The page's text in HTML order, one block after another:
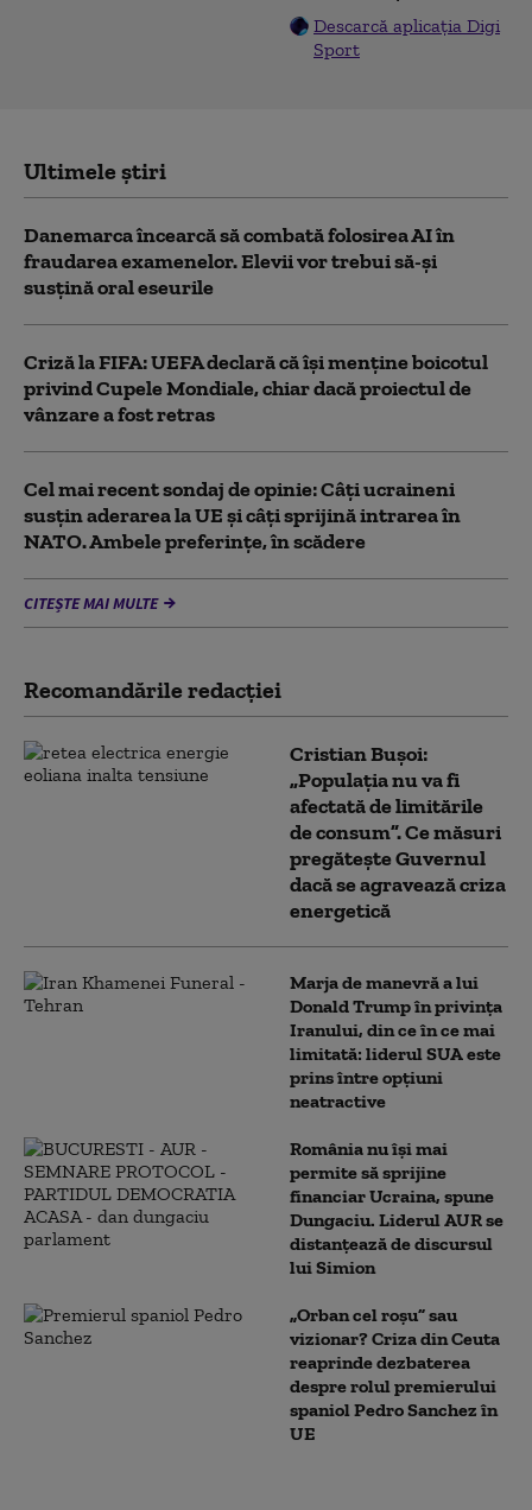
Descarcă aplicația Digi
Sport
Ultimele știri
Danemarca încearcă să combată folosirea AI în
fraudarea examenelor. Elevii vor trebui să-şi
susţină oral eseurile
Criză la FIFA: UEFA declară că îşi menţine boicotul
privind Cupele Mondiale, chiar dacă proiectul de
vânzare a fost retras
Cel mai recent sondaj de opinie: Câți ucraineni
susțin aderarea la UE și câți sprijină intrarea în
NATO. Ambele preferințe, în scădere
CITEȘTE MAI MULTE
Recomandările redacţiei
Cristian Bușoi:
„Populația nu va fi
afectată de limitările
de consum”. Ce măsuri
pregătește Guvernul
dacă se agravează criza
energetică
Marja de manevră a lui
Donald Trump în privința
Iranului, din ce în ce mai
limitată: liderul SUA este
prins între opțiuni
neatractive
România nu își mai
permite să sprijine
financiar Ucraina, spune
Dungaciu. Liderul AUR se
distanțează de discursul
lui Simion
„Orban cel roșu” sau
vizionar? Criza din Ceuta
reaprinde dezbaterea
despre rolul premierului
spaniol Pedro Sanchez în
UE